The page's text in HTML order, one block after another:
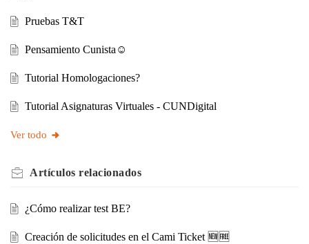
Pruebas T&T
Pensamiento Cunista☺
Tutorial Homologaciones?
Tutorial Asignaturas Virtuales - CUNDigital
Ver todo
Artículos relacionados
¿Cómo realizar test BE?
Creación de solicitudes en el Cami Ticket 🆕🆓